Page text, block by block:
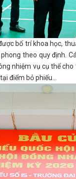
bố trí khoa học,
theo quy định.
nhiệm vụ cụ thể
điểm bỏ phiếu...